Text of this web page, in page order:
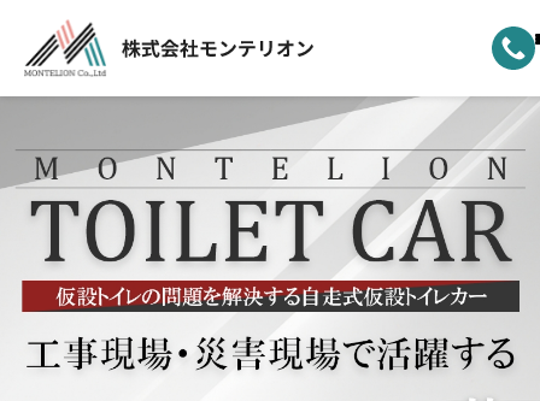
ホーム
事業案内 ▼
選ばれる理由 ▼
製品ラインナップ ▼
納車実績 ▼